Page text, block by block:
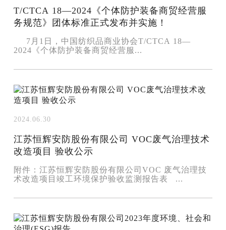
T/CTCA 18—2024《个体防护装备商贸经营服
务规范》团体标准正式发布并实施！
7月1日，中国纺织品商业协会T/CTCA 18—
2024《个体防护装备商贸经营服...
2024.06.30
江苏恒辉安防股份有限公司 VOC废气治理技术
改造项目 验收公示
附件：江苏恒辉安防股份有限公司VOC 废气治理技
术改造项目竣工环境保护验收监测报告表 ...